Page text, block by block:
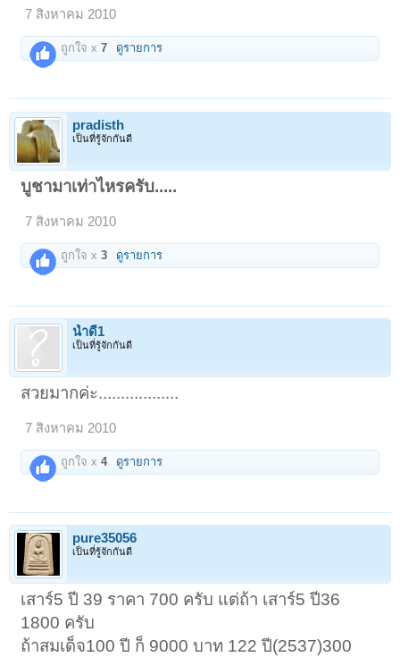
7 สิงหาคม 2010
ถูกใจ x7 ดูรายการ
pradisth
เป็นที่รู้จักกันดี
บูชามาเท่าไหรครับ.....
7 สิงหาคม 2010
ถูกใจ x3 ดูรายการ
น้ำดี1
เป็นที่รู้จักกันดี
สวยมากค่ะ..................
7 สิงหาคม 2010
ถูกใจ x4 ดูรายการ
pure35056
เป็นที่รู้จักกันดี
เสาร์5 ปี 39 ราคา 700 ครับ แต่ถ้า เสาร์5 ปี36
1800 ครับ
ถ้าสมเด็จ100 ปี ก็ 9000 บาท 122 ปี(2537)300